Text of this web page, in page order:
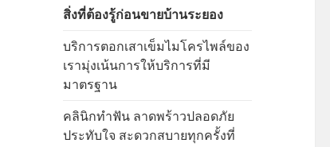
สิ่งที่ต้องรู้ก่อนขายบ้านระยอง
บริการตอกเสาเข็มไมโครไพล์ของ
เรามุ่งเน้นการให้บริการที่มี
มาตรฐาน
คลินิกทำฟัน ลาดพร้าวปลอดภัย
ประทับใจ สะดวกสบายทุกครั้งที่